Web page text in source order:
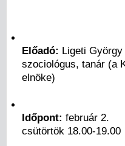
Előadó: Ligeti György
szociológus, tanár (a
elnöke)
Időpont: február 2.
csütörtök 18.00-19.00